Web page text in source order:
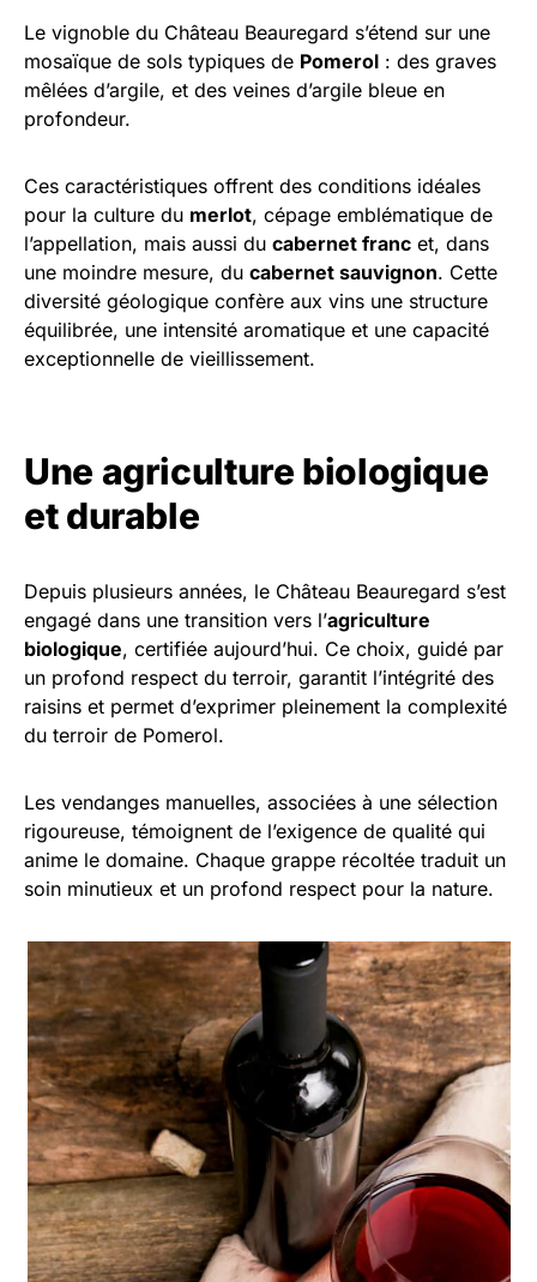
Le vignoble du Château Beauregard s’étend sur une
mosaïque de sols typiques de Pomerol : des graves
mêlées d’argile, et des veines d’argile bleue en
profondeur.
Ces caractéristiques offrent des conditions idéales
pour la culture du merlot, cépage emblématique de
l’appellation, mais aussi du cabernet franc et, dans
une moindre mesure, du cabernet sauvignon. Cette
diversité géologique confère aux vins une structure
équilibrée, une intensité aromatique et une capacité
exceptionnelle de vieillissement.
Une agriculture biologique
et durable
Depuis plusieurs années, le Château Beauregard s’est
engagé dans une transition vers l’agriculture
biologique, certifiée aujourd’hui. Ce choix, guidé par
un profond respect du terroir, garantit l’intégrité des
raisins et permet d’exprimer pleinement la complexité
du terroir de Pomerol.
Les vendanges manuelles, associées à une sélection
rigoureuse, témoignent de l’exigence de qualité qui
anime le domaine. Chaque grappe récoltée traduit un
soin minutieux et un profond respect pour la nature.